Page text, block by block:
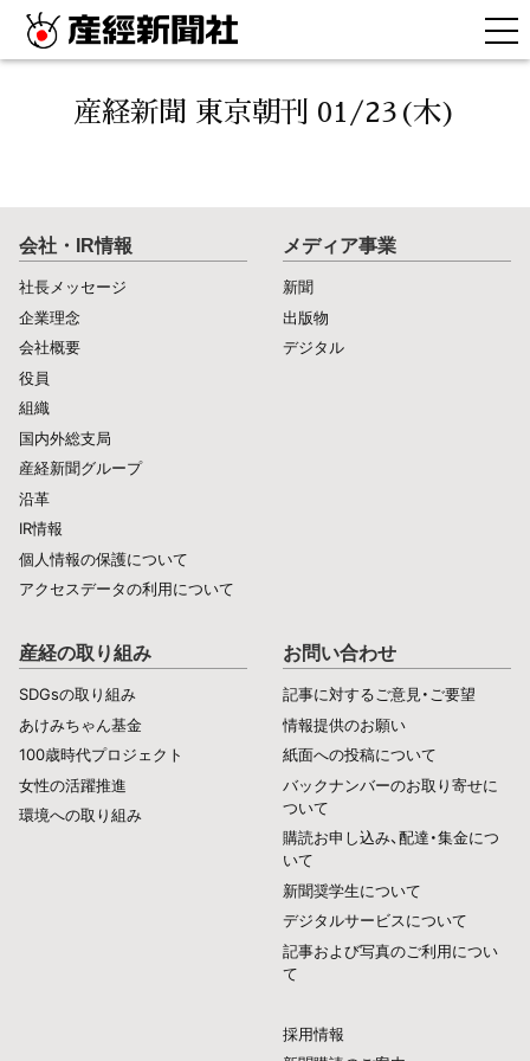
産経新聞 東京朝刊 01/23(木)
会社・IR情報
社長メッセージ
企業理念
会社概要
役員
組織
国内外総支局
産経新聞グループ
沿革
IR情報
個人情報の保護について
アクセスデータの利用について
メディア事業
新聞
出版物
デジタル
産経の取り組み
SDGsの取り組み
あけみちゃん基金
100歳時代プロジェクト
女性の活躍推進
環境への取り組み
お問い合わせ
記事に対するご意見・ご要望
情報提供のお願い
紙面への投稿について
バックナンバーのお取り寄せに
ついて
購読お申し込み、配達・集金につ
いて
新聞奨学生について
デジタルサービスについて
記事および写真のご利用につい
て
採用情報